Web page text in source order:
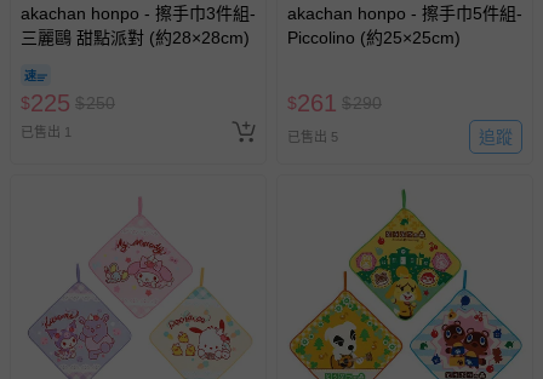
akachan honpo - 擦手巾3件組-
三麗鷗 甜點派對 (約28×28cm)
$225 $250
已售出 1
akachan honpo - 擦手巾5件組-
Piccolino (約25×25cm)
$261 $290
已售出 5 追蹤